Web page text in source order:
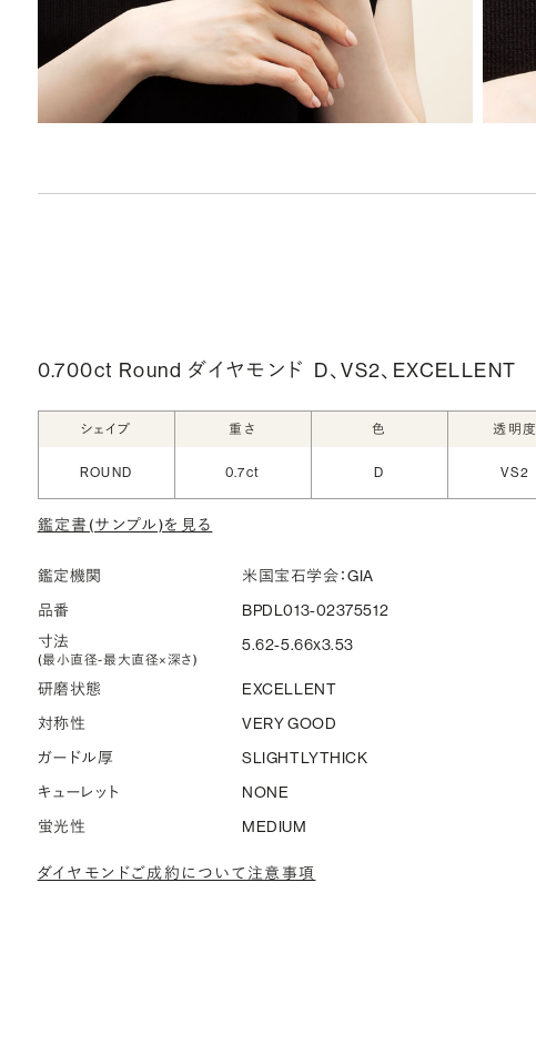
0.700ct Round ダイヤモンド D、VS2、EXCELLENT
シェイプ 重さ 色 透明度
ROUND 0.7ct D VS2
鑑定書(サンプル)を見る
鑑定機関
米国宝石学会：GIA
品番
BPDL013-02375512
寸法
(最小直径-最大直径×深さ)
5.62-5.66x3.53
研磨状態
EXCELLENT
対称性
VERY GOOD
ガードル厚
SLIGHTLYTHICK
キューレット
NONE
蛍光性
MEDIUM
ダイヤモンドご成約について注意事項